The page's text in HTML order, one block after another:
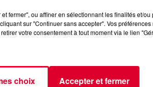
PAR FG
a obtenu une note
rendant sur
fermer", ou affiner en sélectionnant les finalités et/
sur "Continuer sans accepter". Vos
votre consentement à tout moment via le lien
choix Accepter et fermer